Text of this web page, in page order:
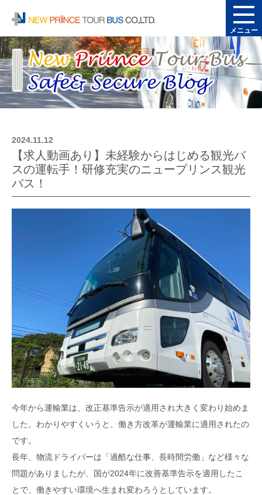
メニュー
2024.11.12
【求人動画あり】未経験からはじめる観光バ
スの運転手！研修充実のニュープリンス観光
バス！
今年から運輸業は、改正基準告示が適用され大きく変わり始めま
した。わかりやすくいうと、働き方改革が運輸業に適用されたの
です。
長年、物流ドライバーは「過酷な仕事、長時間労働」など様々な
問題がありましたが、国が2024年に改善基準告示を適用したこ
とで、働きやすい環境へ生まれ変わろうとしています。